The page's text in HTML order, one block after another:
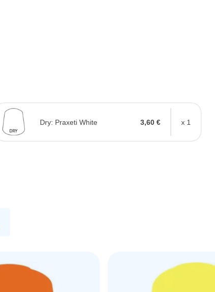
Dry: Praxeti White 3,60 € x 1